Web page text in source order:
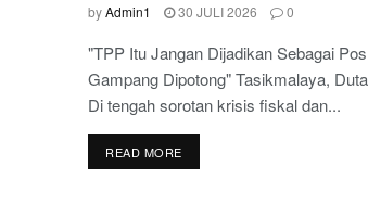
byAdmin1 30 JULI 2026 0
"TPP Itu Jangan Dijadikan Sebagai
Gampang Dipotong" Tasikmalaya,
Di tengah sorotan krisis fiskal dan...
READ MORE